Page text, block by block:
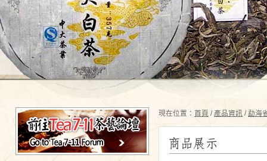
現在位置： 首頁 / 產品資訊 /勐海